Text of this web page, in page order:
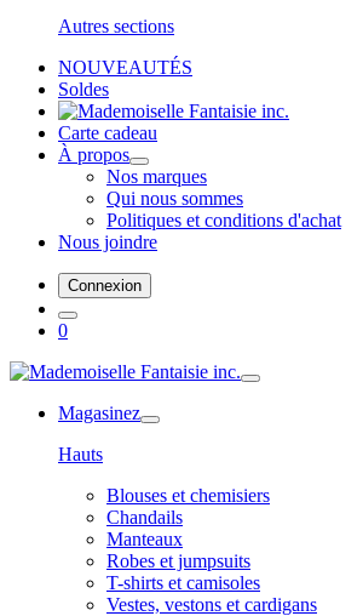
Autres sections
NOUVEAUTÉS
Soldes
Carte cadeau
À propos
Nos marques
Qui nous sommes
Politiques et conditions d'achat
Nous joindre
Connexion
0
Magasinez
Hauts
Blouses et chemisiers
Chandails
Manteaux
Robes et jumpsuits
T-shirts et camisoles
Vestes, vestons et cardigans